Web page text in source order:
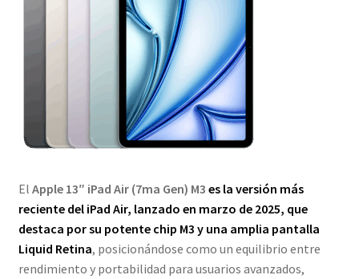
El Apple 13″ iPad Air (7ma Gen) M3 es la versión más
reciente del iPad Air, lanzado en marzo de 2025, que
destaca por su potente chip M3 y una amplia pantalla
Liquid Retina, posicionándose como un equilibrio entre
rendimiento y portabilidad para usuarios avanzados,